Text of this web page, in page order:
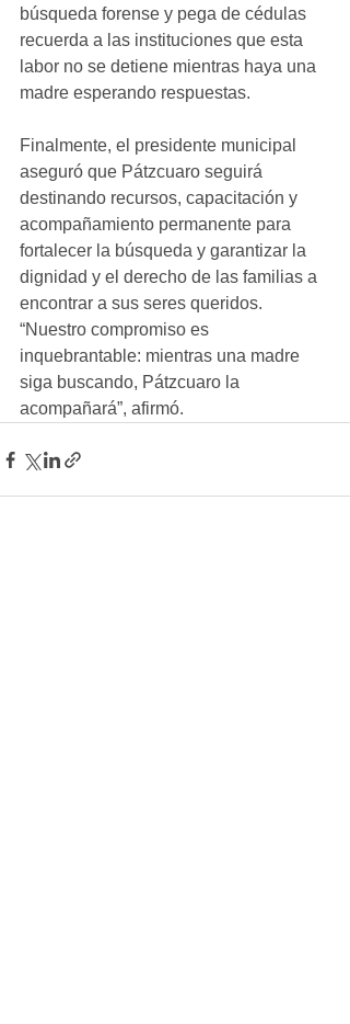
búsqueda forense y pega de cédulas
recuerda a las instituciones que esta
labor no se detiene mientras haya una
madre esperando respuestas.
Finalmente, el presidente municipal
aseguró que Pátzcuaro seguirá
destinando recursos, capacitación y
acompañamiento permanente para
fortalecer la búsqueda y garantizar la
dignidad y el derecho de las familias a
encontrar a sus seres queridos.
“Nuestro compromiso es
inquebrantable: mientras una madre
siga buscando, Pátzcuaro la
acompañará”, afirmó.